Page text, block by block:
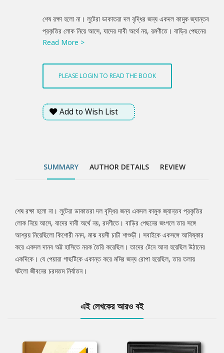
Summery
শেষ রক্ষা হলো না। লুটেরা ডাকাতরা দল বৃদ্ধির জন্য একদল কামুক জ্যান্তব
প্রকৃতির লোক নিয়ে আসে, যাদের দাবী অর্থে নয়, রমণীতে। বাড়ির পেছনের
জংগলে তার সঙ্গে আশ্রয় নিয়েছিলো কিশোরী ননদ, মাঝ বয়সী চাচী শাশুড়ী।
করেছিল। তাদের টেনে আনা হয়েছিল উঠানের একদিকে। যে পেয়ারা গাছটিকে
একান্ত করে মমির জন্য রোপা হয়েছিল, তার তলায় ঘটলো জীবনের চরমতম
নির্যাতন।
Read More >
PLEASE LOGIN TO READ THE BOOK
Add to Wish List
SUMMARY AUTHOR DETAILS REVIEW
Tab
Article
শেষ রক্ষা হলো না। লুটেরা ডাকাতরা দল বৃদ্ধির জন্য একদল কামুক জ্যান্তব প্রকৃতির
লোক নিয়ে আসে, যাদের দাবী অর্থে নয়, রমণীতে। বাড়ির পেছনের জংগলে তার সঙ্গে
আশ্রয় নিয়েছিলো কিশোরী ননদ, মাঝ বয়সী চাচী শাশুড়ী। সবাইকে একসঙ্গে আবিষ্কার
করে একদল দানব অট্ট হাসিতে নরক তৈরি করেছিল। তাদের টেনে আনা হয়েছিল উঠানের
একদিকে। যে পেয়ারা গাছটিকে একান্ত করে মমির জন্য রোপা হয়েছিল, তার তলায়
ঘটলো জীবনের চরমতম নির্যাতন।
এই লেখকের আরও বই